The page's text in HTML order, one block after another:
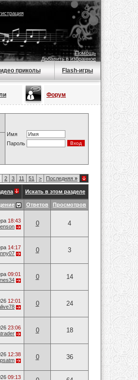
Помощь
Добавить в избранное
приколы Flash-игры
Форум
Имя
Пароль
2 3 11 51 > Последняя »
Искать в этом разделе
Ответов Просмотров
18:43
0 4
14:17
0 3
09:01
0 14
12:01
0 24
23:06
0 18
12:38
0 36
09:13